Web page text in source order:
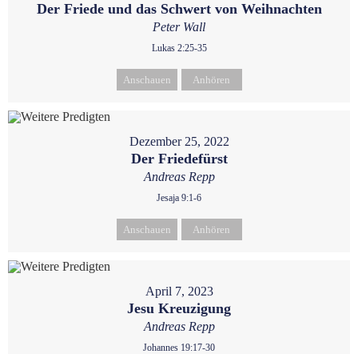
Der Friede und das Schwert von Weihnachten
Peter Wall
Lukas 2:25-35
Anschauen Anhören
Dezember 25, 2022
Der Friedefürst
Andreas Repp
Jesaja 9:1-6
Anschauen Anhören
April 7, 2023
Jesu Kreuzigung
Andreas Repp
Johannes 19:17-30